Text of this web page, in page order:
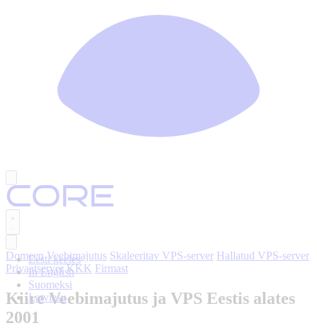
Eesti keeles
In English
Suomeksi
Latviesu
Domeen Veebimajutus Skaleeritav VPS-server Hallatud VPS-server
Privaatserver KKK Firmast
Kiire Veebimajutus ja VPS Eestis alates
2001